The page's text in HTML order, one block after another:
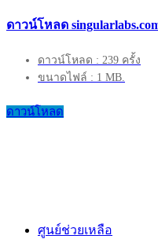
ดาวน์โหลด
ดาวน์โหลด : 239 ครั้ง
ขนาดไฟล์ : 1 MB.
ดาวน์โหลด
ศูนย์ช่วยเหลือ